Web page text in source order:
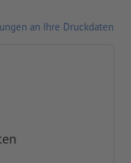
an Ihre Druckdaten